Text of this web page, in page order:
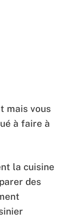
mais vous
à faire à
la cuisine
des